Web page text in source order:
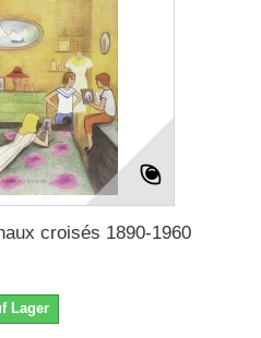
croisés 1890-1960
Lager